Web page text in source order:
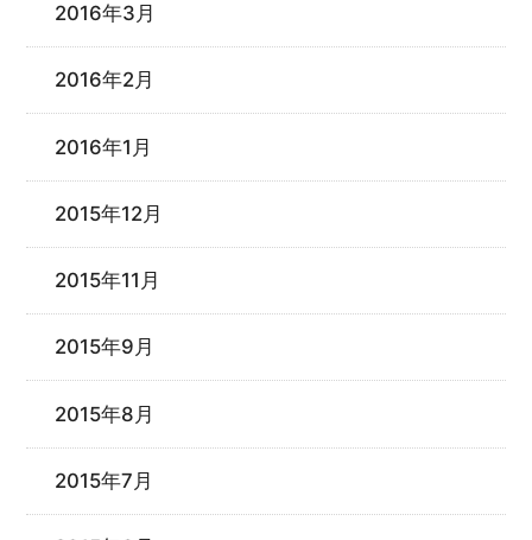
2016年3月
2016年2月
2016年1月
2015年12月
2015年11月
2015年9月
2015年8月
2015年7月